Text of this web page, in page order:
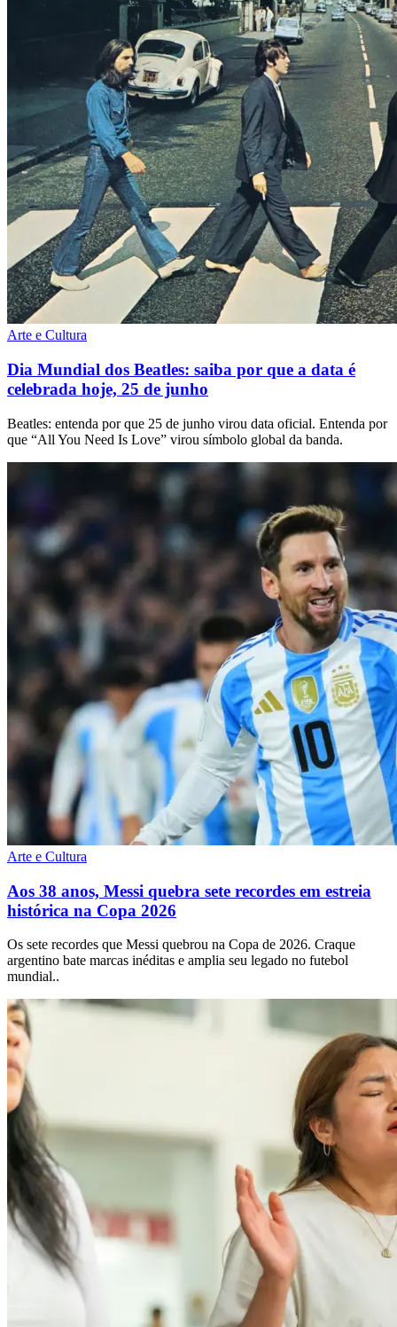
Arte e Cultura
Dia Mundial dos Beatles: saiba por que a data é
celebrada hoje, 25 de junho
Beatles: entenda por que 25 de junho virou data oficial. Entenda por
que “All You Need Is Love” virou símbolo global da banda.
Arte e Cultura
Aos 38 anos, Messi quebra sete recordes em estreia
histórica na Copa 2026
Os sete recordes que Messi quebrou na Copa de 2026. Craque
argentino bate marcas inéditas e amplia seu legado no futebol
mundial..